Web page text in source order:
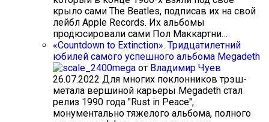
крыло сами The Beatles, подписав их на свой
лейбл Apple Records. Их альбомы
продюсировали сами Пол Маккартни…
«Countdown to Extinction». Тридцатилетний
юбилей самого успешного альбома Megadeth
от Владимир Чуев
26.07.2022 Для многих поклонников трэш-
метала вершиной карьеры Megadeth стал
релиз 1990 года "Rust in Peace",
монументально тяжелого альбома, полного